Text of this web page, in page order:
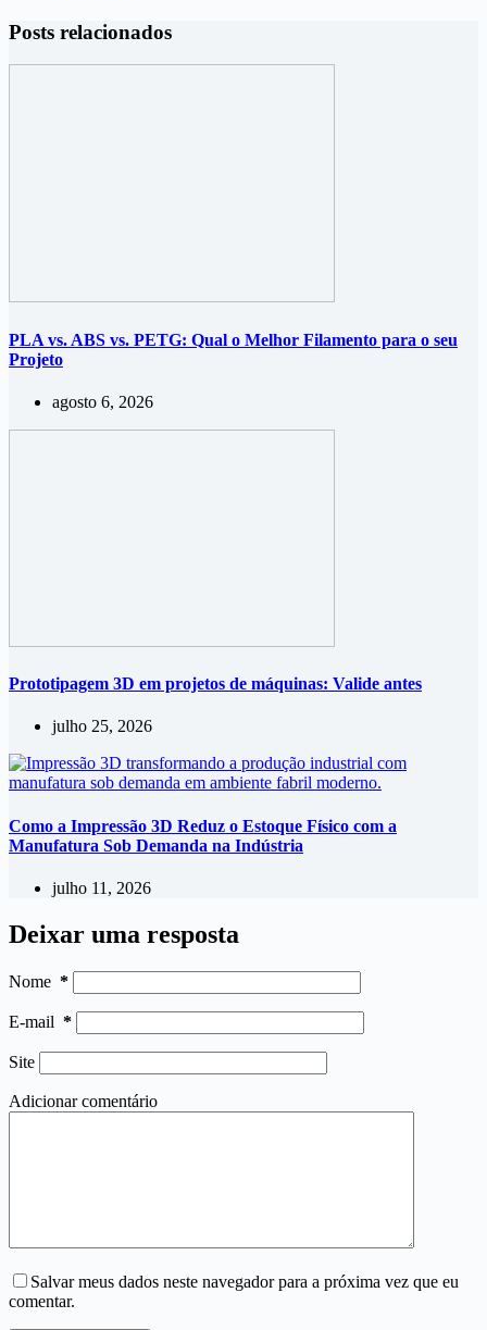
Posts relacionados
PLA vs. ABS vs. PETG: Qual o Melhor Filamento para o seu
Projeto
agosto 6, 2026
Prototipagem 3D em projetos de máquinas: Valide antes
julho 25, 2026
Como a Impressão 3D Reduz o Estoque Físico com a
Manufatura Sob Demanda na Indústria
julho 11, 2026
Deixar uma resposta
Nome *
E-mail *
Site
Adicionar comentário
Salvar meus dados neste navegador para a próxima vez que eu
comentar.